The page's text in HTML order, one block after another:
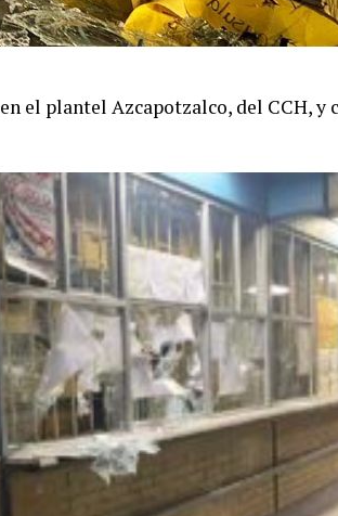
el plantel Azcapotzalco, del CCH, y